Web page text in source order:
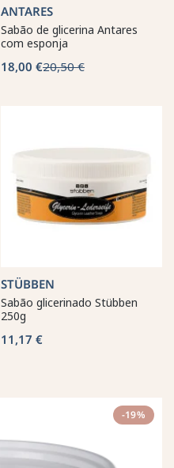
ANTARES
Sabão de glicerina Antares
com esponja
18,00 €20,50 €
STÜBBEN
Sabão glicerinado Stübben
250g
11,17 €
-19%